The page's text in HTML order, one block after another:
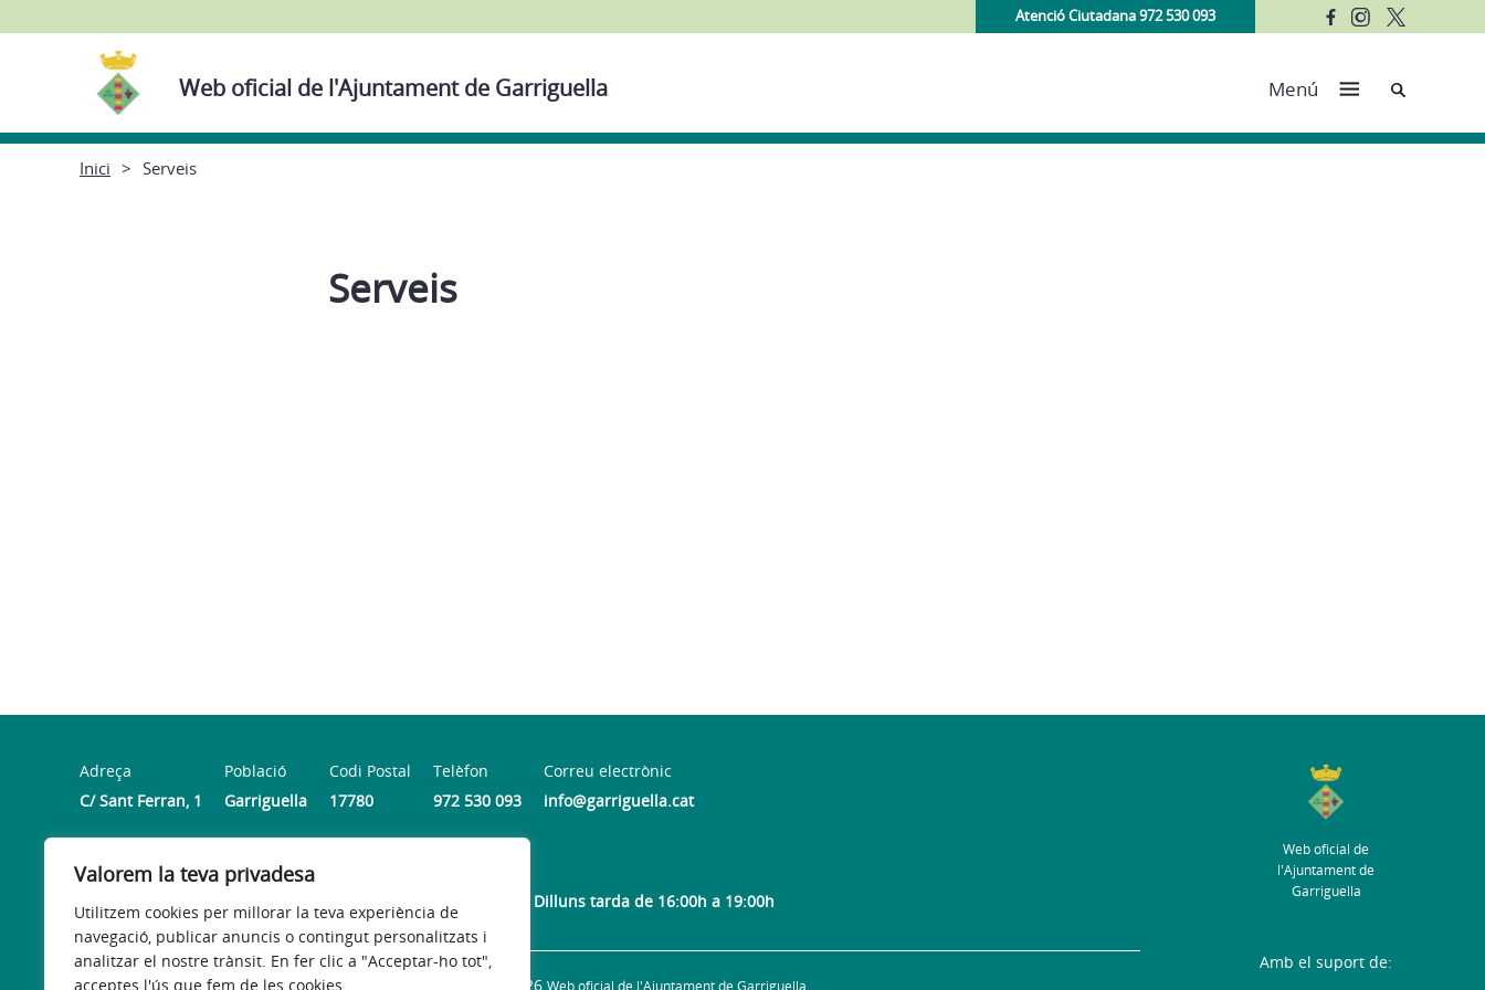
Valorem la teva privadesa
Utilitzem cookies per millorar la teva experiència de
navegació, publicar anuncis o contingut personalitzats i
analitzar el nostre trànsit. En fer clic a "Acceptar-ho tot",
acceptes l'ús que fem de les cookies.
Atenció Ciutadana 972 530 093
Web oficial de l'Ajuntament de Garriguella Menú Cerca
Inici Serveis
Serveis
Adreça
C/ Sant Ferran, 1
Població
Garriguella
Codi Postal
17780
Telèfon
972 530 093
Correu electrònic
info@garriguella.cat
Horari
De dilluns a divendres de 9:00h a 14:00h (Dimecres tancat) | Dilluns tarda de 16:00h a 19:00h
Web oficial de
l'Ajuntament de
Garriguella
Avís legal Política de privacitat © 2026
Amb el suport de: